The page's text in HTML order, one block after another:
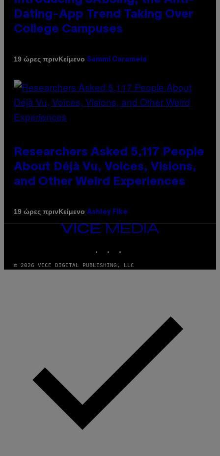
Dating-App Trend Taking Over
College Campuses
19 ώρες πρινΚείμενο Sammi Caramela
Researchers Asked 5,117 People
About Déjà Vu, Voices, Visions,
and Other Weird Experiences
19 ώρες πρινΚείμενο Ashley Fike
VICE
MEDIA
© 2026 VICE DIGITAL PUBLISHING, LLC